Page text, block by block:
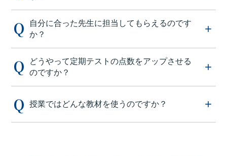
自分に合った先生に担当してもらえるのです
か？
どうやって定期テストの点数をアップさせる
のですか？
授業ではどんな教材を使うのですか？